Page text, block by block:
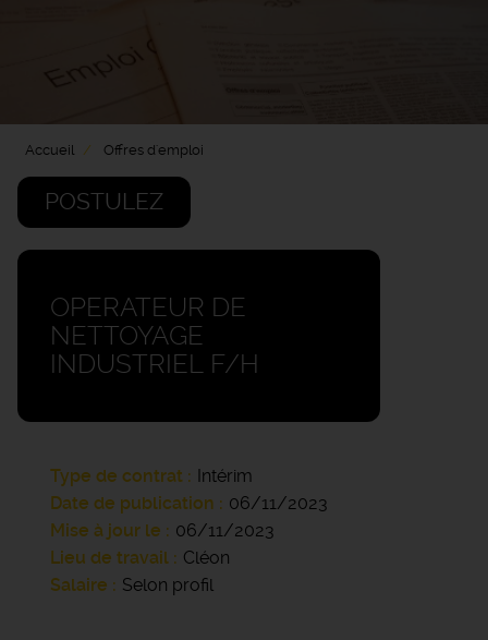
Accueil Offres d'emploi
POSTULEZ
OPERATEUR DE
NETTOYAGE
INDUSTRIEL F/H
Type de contrat
Intérim
Date de publication
06/11/2023
Mise à jour le
06/11/2023
Lieu de travail
Cléon
Salaire
Selon profil